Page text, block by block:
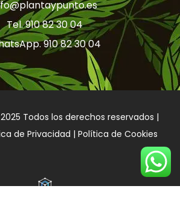
Tel. 910 82 30 04
910 82 30 04
2025 Todos los derechos reservados |
de Privacidad | Política de Cookies